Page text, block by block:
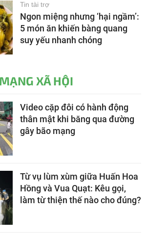
Tin tài trợ
Ngon miệng nhưng ‘hại ngầm’:
5 món ăn khiến bàng quang
suy yếu nhanh chóng
XÃ HỘI
Video cặp đôi có hành động
thân mật khi băng qua đường
gây bão mạng
Từ vụ lùm xùm giữa Huấn Hoa
Hồng và Vua Quạt: Kêu gọi,
làm từ thiện thế nào cho đúng?